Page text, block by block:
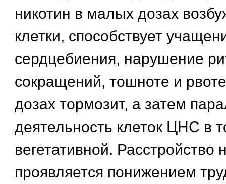
никотин в малых дозах
клетки, способствует
сердцебиения, нарушение
сокращений, тошноте и
дозах тормозит, а затем
деятельность клеток ЦНС в
вегетативной. Расстройство
проявляется понижением